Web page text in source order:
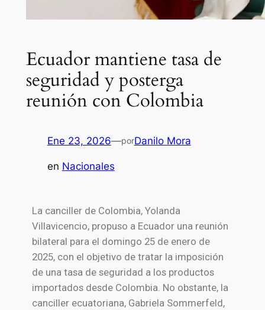
Ecuador mantiene tasa de
seguridad y posterga
reunión con Colombia
Ene 23, 2026—porDanilo Mora
en Nacionales
La canciller de Colombia, Yolanda
Villavicencio, propuso a Ecuador una reunión
bilateral para el domingo 25 de enero de
2025, con el objetivo de tratar la imposición
de una tasa de seguridad a los productos
importados desde Colombia. No obstante, la
canciller ecuatoriana, Gabriela Sommerfeld,